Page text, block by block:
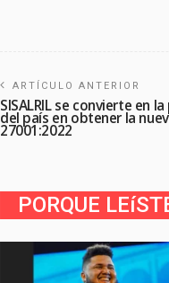
ARTÍCULO ANTERIOR
SISALRIL se convierte en
del país en obtener la
27001:2022
PORQUE